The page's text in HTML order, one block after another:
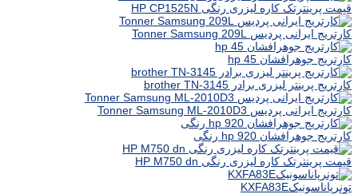
قیمت پرینترتک کاره لیزری رنگی HP CP1525N
کارتریج ایرانی پردیس Tonner Samsung 209L
کارتریج جوهرافشان hp 45
کارتریج پرینتر لیزری برادر brother TN-3145
کارتریج ایرانی پردیس Tonner Samsung ML-2010D3
کارتریج جوهرافشان hp 920 رنگی
قیمت پرینترتک کاره لیزری رنگی HP M750 dn
تونرپاناسونیکKXFA83E